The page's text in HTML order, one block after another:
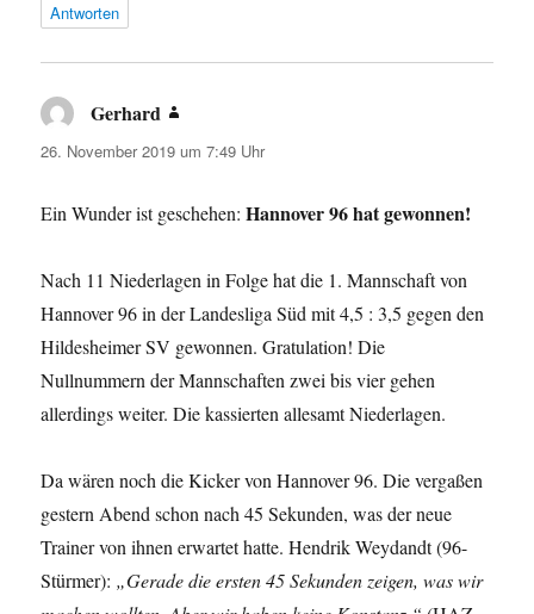
Antworten
Gerhard
26. November 2019 um 7:49 Uhr
Ein Wunder ist geschehen:Hannover 96 hat gewonnen!
Nach 11 Niederlagen in Folge hat die 1. Mannschaft von
Hannover 96 in der Landesliga Süd mit 4,5 : 3,5 gegen den
Hildesheimer SV gewonnen. Gratulation! Die
Nullnummern der Mannschaften zwei bis vier gehen
allerdings weiter. Die kassierten allesamt Niederlagen.
Da wären noch die Kicker von Hannover 96. Die vergaßen
gestern Abend schon nach 45 Sekunden, was der neue
Trainer von ihnen erwartet hatte. Hendrik Weydandt (96-
Stürmer): „Gerade die ersten 45 Sekunden zeigen, was wir